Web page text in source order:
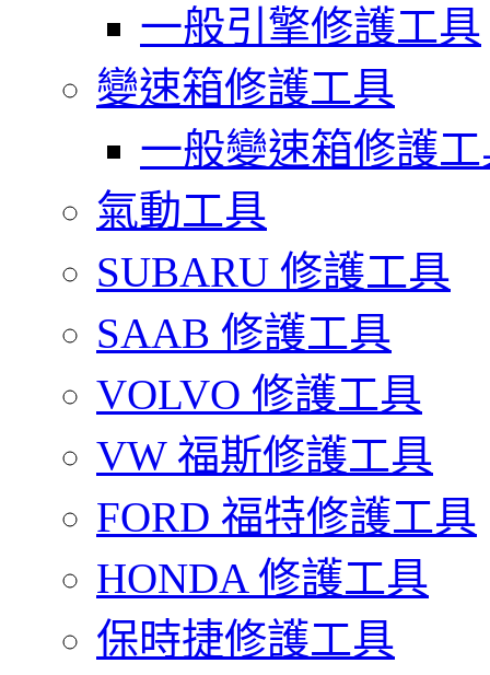
一般引擎修護工具
變速箱修護工具
一般變速箱修護
氣動工具
SUBARU 修護工具
SAAB 修護工具
VOLVO 修護工具
VW 福斯修護工具
FORD 福特修護工具
HONDA 修護工具
保時捷修護工具